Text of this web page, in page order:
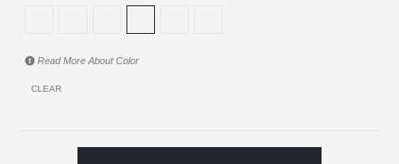
Read More AboutColor
CLEAR